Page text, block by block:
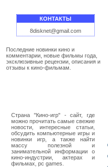
КОНТАКТЫ
8disknet@gmail.com
Последние новинки кино и
комментарии, новые фильмы года,
эксклюзивные рецензии, описания и
отзывы к кино-фильмам.
Страна "Кино-игр" - сайт, где
можно прочитать самые свежие
новости, интересные статьи,
обсудить компьютерные игры и
новинки игр, а также найти
массу полезной и
занимательной информации о
кино-индустрии, актерах и
фильмах, pc games.